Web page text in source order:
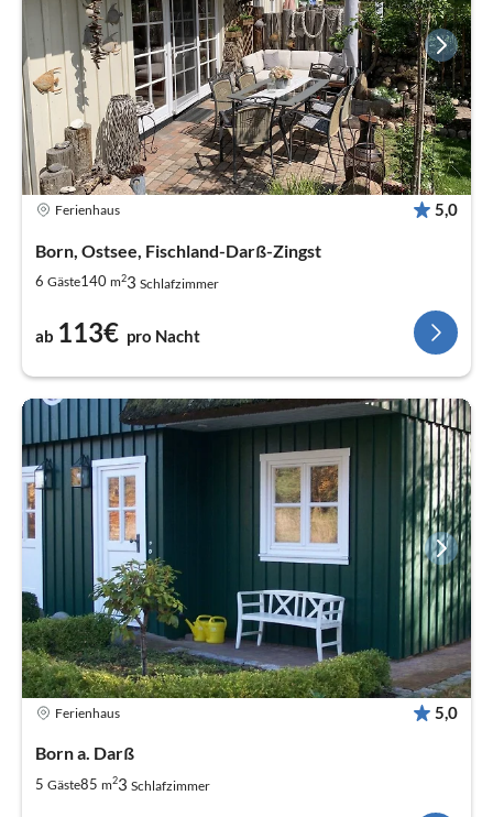
Ferienhaus 5,0
Born, Ostsee, Fischland-Darß-Zingst
6 Gäste140 m23 Schlafzimmer
ab 113€ pro Nacht
Ferienhaus 5,0
Born a. Darß
5 Gäste85 m23 Schlafzimmer